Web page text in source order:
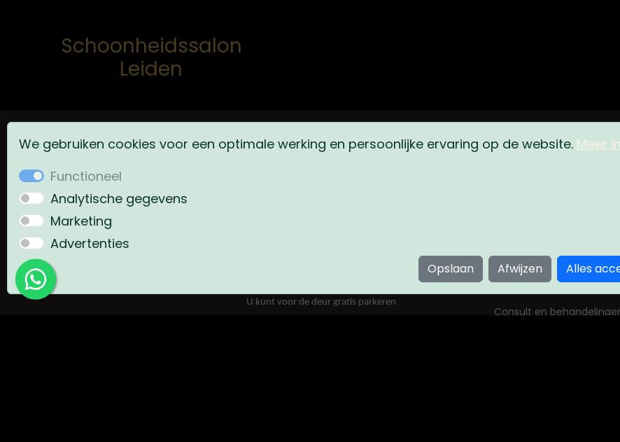
Schoonheidssalon
Leiden
CONTACTGEGEVENS
U kunt voor de deur gratis parkeren
OPENINGSTIJDEN
Zaterdag
Consult en
We gebruiken cookies voor een optimale werking en persoonlijke ervaring op de website. Meer
Functioneel
Analytische gegevens
Marketing
Advertenties
Alles
Afwijzen
Opslaan